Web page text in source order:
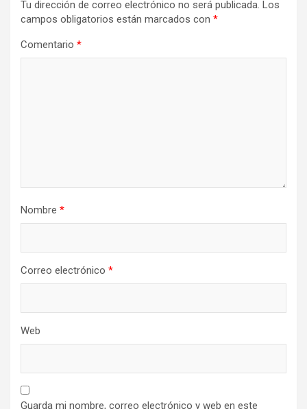
Tu dirección de correo electrónico no será publicada. Los
campos obligatorios están marcados con *
Comentario *
Nombre *
Correo electrónico *
Web
Guarda mi nombre, correo electrónico y web en este